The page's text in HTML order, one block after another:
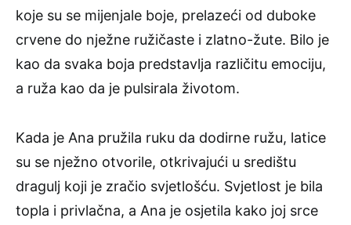
koje su se mijenjale boje, prelazeći od duboke
crvene do nježne ružičaste i zlatno-žute. Bilo je
kao da svaka boja predstavlja različitu emociju,
a ruža kao da je pulsirala životom.
Kada je Ana pružila ruku da dodirne ružu, latice
su se nježno otvorile, otkrivajući u središtu
dragulj koji je zračio svjetlošću. Svjetlost je bila
topla i privlačna, a Ana je osjetila kako joj srce